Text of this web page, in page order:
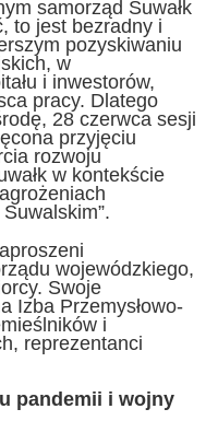
samorząd Suwałk
to jest bezradny i
pozyskiwaniu
w
i inwestorów,
pracy. Dlatego
28 czerwca sesji
przyjęciu
rozwoju
w kontekście
wojewódzkiego,
Swoje
Izba Przemysłowo-
i
reprezentanci
pandemii i wojny